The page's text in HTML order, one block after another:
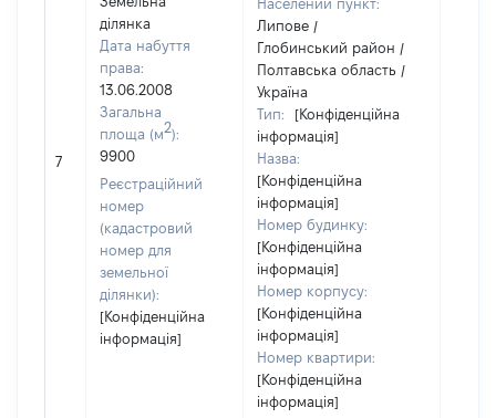
7
ділянка
Дата набуття
права:
13.06.2008
Загальна
площа (м2):
9900
Реєстраційний
номер
(кадастровий
номер для
земельної
ділянки):
[Конфіденційна
інформація]
Населений пункт:
Липове /
Глобинський район /
Полтавська область /
Україна
Тип:
[Конфіденційна
інформація]
Назва:
[Конфіденційна
інформація]
Номер будинку:
[Конфіденційна
інформація]
Номер корпусу:
[Конфіденційна
інформація]
Номер квартири:
[Конфіденційна
інформація]